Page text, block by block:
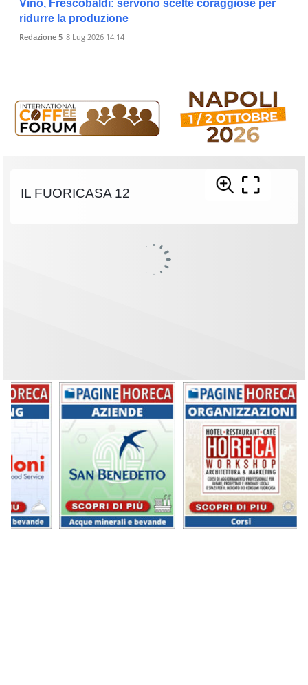
Vino, Frescobaldi: servono scelte coraggiose per
ridurre la produzione
Redazione 5 8 Lug 2026 14:14